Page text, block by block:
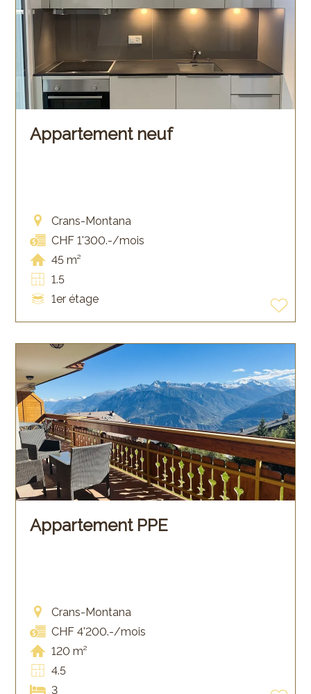
Appartement neuf
Crans-Montana
CHF 1'300.-/mois
45 m²
1.5
1er étage
Appartement PPE
Crans-Montana
CHF 4'200.-/mois
120 m²
4.5
3